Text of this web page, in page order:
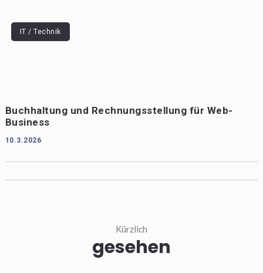
IT / Technik
Buchhaltung und Rechnungsstellung für Web-
Business
10.3.2026
Kürzlich
gesehen